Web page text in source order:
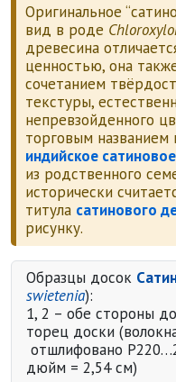
Оригинальное
вид в роде
древесина
ценностью, она
сочетанием
текстуры,
непревзойденного
торговым названием
индийское
из родственного
исторически
титула сатинового
рисунку.
Образцы досок
swietenia):
1, 2 – обе стороны
торец доски
отшлифовано
дюйм = 2,54 см)